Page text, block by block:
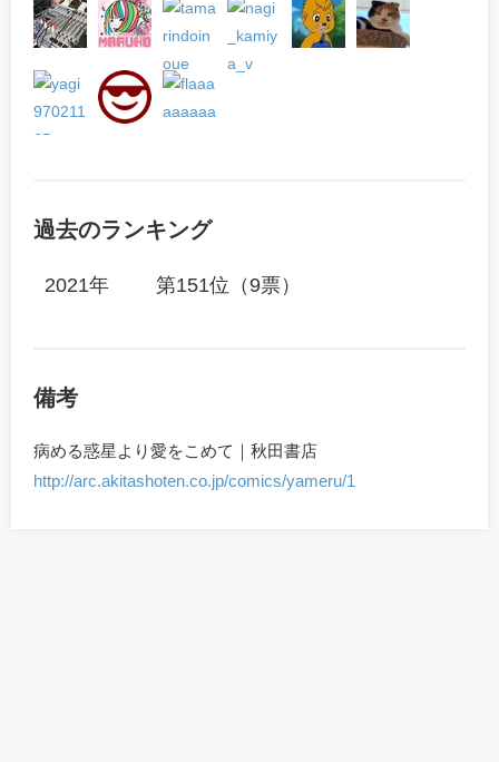
過去のランキング
2021年 第151位（9票）
備考
病める惑星より愛をこめて｜秋田書店
http://arc.akitashoten.co.jp/comics/yameru/1